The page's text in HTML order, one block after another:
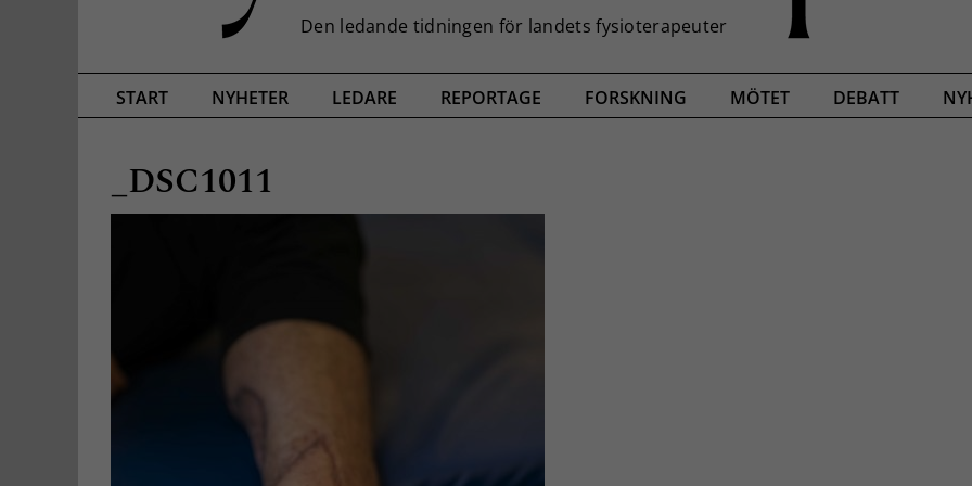
START NYHETER LEDARE REPORTAGE FORSKNING MÖTET DEBATT
_DSC1011